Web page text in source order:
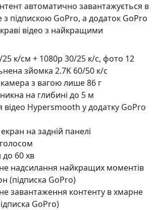
автоматично завантажується в
підпискою GoPro, а додаток GoPro
відео з найкращими
25 к/см + 1080p 30/25 к/с, фото 12
зйомка 2.7K 60/50 к/с
з вагою лише 86 г
на глибині до 5 м
відео Hypersmooth у додатку GoPro
на задній панелі
60 хв
надсилання найкращих моментів
(підписка GoPro)
завантаження контенту в хмарне
GoPro)